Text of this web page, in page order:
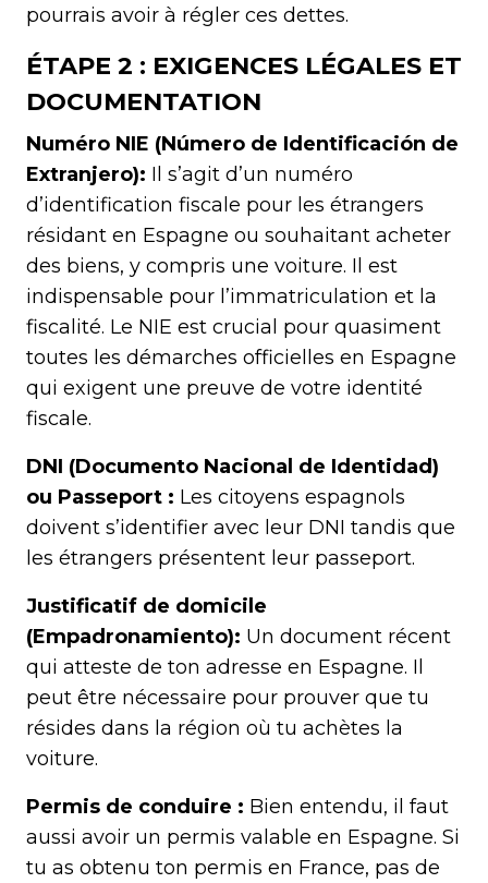
pourrais avoir à régler ces dettes.
ÉTAPE 2 : EXIGENCES LÉGALES ET
DOCUMENTATION
Numéro NIE (Número de Identificación de
Extranjero): Il s’agit d’un numéro
d’identification fiscale pour les étrangers
résidant en Espagne ou souhaitant acheter
des biens, y compris une voiture. Il est
indispensable pour l’immatriculation et la
fiscalité. Le NIE est crucial pour quasiment
toutes les démarches officielles en Espagne
qui exigent une preuve de votre identité
fiscale.
DNI (Documento Nacional de Identidad)
ou Passeport : Les citoyens espagnols
doivent s’identifier avec leur DNI tandis que
les étrangers présentent leur passeport.
Justificatif de domicile
(Empadronamiento): Un document récent
qui atteste de ton adresse en Espagne. Il
peut être nécessaire pour prouver que tu
résides dans la région où tu achètes la
voiture.
Permis de conduire : Bien entendu, il faut
aussi avoir un permis valable en Espagne. Si
tu as obtenu ton permis en France, pas de